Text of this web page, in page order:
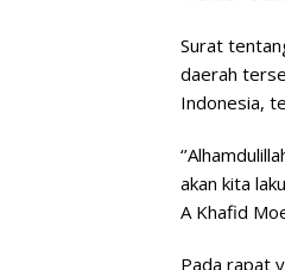
Surat
daerah
Indonesia,
akan kita
A Khafid
Pada rapat